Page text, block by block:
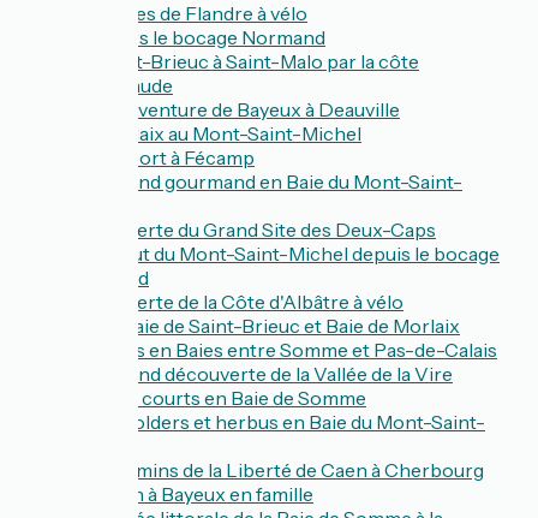
Les dunes de Flandre à vélo
À travers le bocage Normand
De Saint-Brieuc à Saint-Malo par la côte
d'Émeraude
Micro-aventure de Bayeux à Deauville
De Morlaix au Mont-Saint-Michel
Du Tréport à Fécamp
Week-end gourmand en Baie du Mont-Saint-
Découverte du Grand Site des Deux-Caps
À l'assaut du Mont-Saint-Michel depuis le bocage
normand
Découverte de la Côte d'Albâtre à vélo
Entre Baie de Saint-Brieuc et Baie de Morlaix
De Baies en Baies entre Somme et Pas-de-Calais
Week-end découverte de la Vallée de la Vire
Circuits courts en Baie de Somme
Entre polders et herbus en Baie du Mont-Saint-
Les chemins de la Liberté de Caen à Cherbourg
De Caen à Bayeux en famille